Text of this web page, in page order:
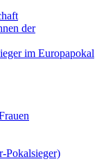
der
im Europapokal
Pokalsieger)